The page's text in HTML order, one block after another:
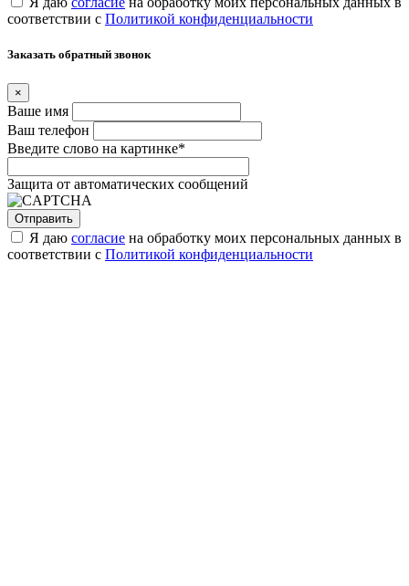
соответствии с Политикой конфиденциальности
Заказать обратный звонок
×
Ваше имя
Ваш телефон
Введите слово на картинке*
Защита от автоматических сообщений
Я даю согласие на обработку моих персональных данных в
соответствии с Политикой конфиденциальности